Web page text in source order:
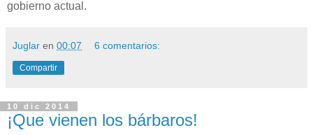
gobierno actual.
Juglar en 00:07 6 comentarios:
Compartir
10 dic 2014
¡Que vienen los bárbaros!